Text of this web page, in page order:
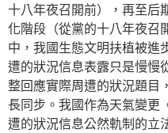
十八年夜召開前），再至后
化階段（從黨的十八年夜召
中，我國生態文明扶植被進
遭的狀況信息表露只是慢慢
整回應實際周遭的狀況題目
長同步。我國作為天氣變更
遭的狀況信息公然軌制的立